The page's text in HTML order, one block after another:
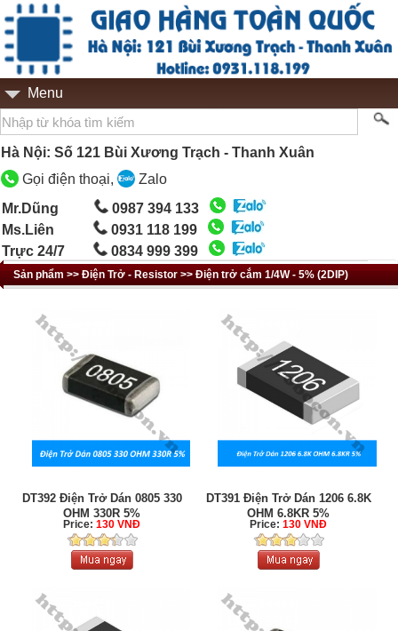
Menu
Hà Nội: Số 121 Bùi Xương Trạch - Thanh Xuân
Gọi điện thoại,
Zalo
Mr.Dũng
0987 394 133
Ms.Liên
0931 118 199
Trực 24/7
0834 999 399
Sản phẩm >> Điện Trở - Resistor >> Điện trở cắm 1/4W - 5% (2DIP)
DT392 Điện Trở Dán 0805 330
OHM 330R 5%
Price:130 VNĐ
DT391 Điện Trở Dán 1206 6.8K
OHM 6.8KR 5%
Price:130 VNĐ